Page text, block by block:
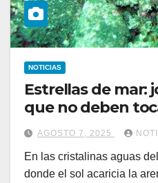
NOTICIAS
Estrellas de mar:
que no deben
AGOSTO 7, 2025
En las cristalinas aguas
donde el sol acaricia la